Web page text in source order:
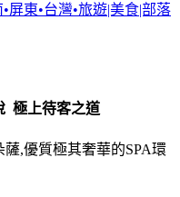
屏東•台灣•旅遊|美食|部落
極上待客之道
,優質極其奢華的SPA環